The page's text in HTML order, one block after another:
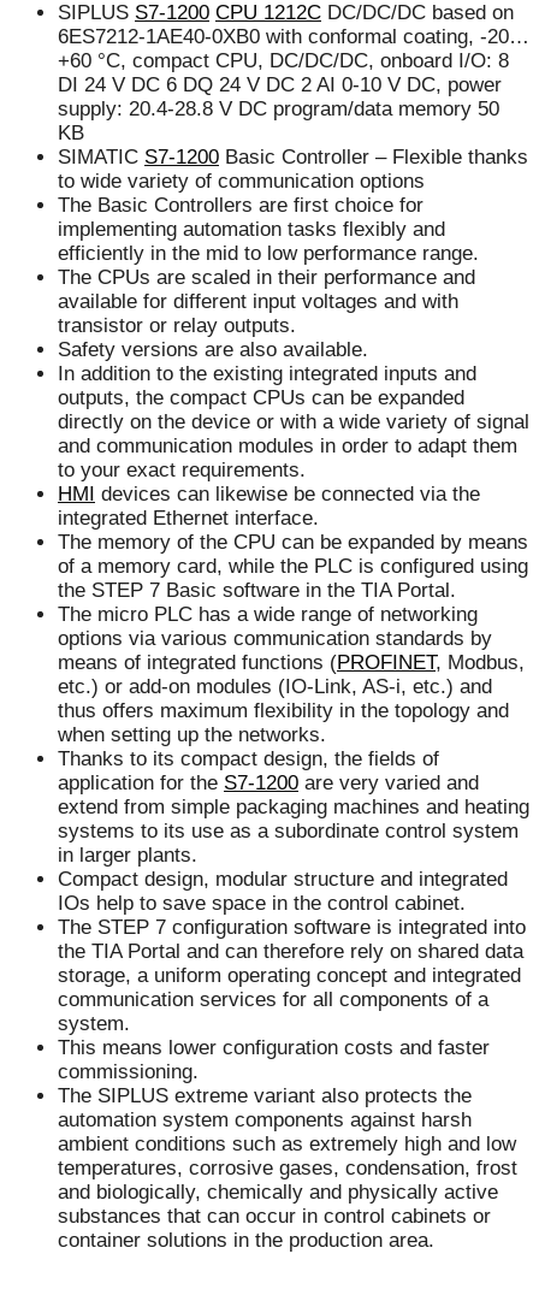
SIPLUS S7-1200 CPU 1212C DC/DC/DC based on
6ES7212-1AE40-0XB0 with conformal coating, -20…
+60 °C, compact CPU, DC/DC/DC, onboard I/O: 8
DI 24 V DC 6 DQ 24 V DC 2 AI 0-10 V DC, power
supply: 20.4-28.8 V DC program/data memory 50
KB
SIMATIC S7-1200 Basic Controller – Flexible thanks
to wide variety of communication options
The Basic Controllers are first choice for
implementing automation tasks flexibly and
efficiently in the mid to low performance range.
The CPUs are scaled in their performance and
available for different input voltages and with
transistor or relay outputs.
Safety versions are also available.
In addition to the existing integrated inputs and
outputs, the compact CPUs can be expanded
directly on the device or with a wide variety of signal
and communication modules in order to adapt them
to your exact requirements.
HMI
devices can likewise be connected via the
integrated Ethernet interface.
The memory of the CPU can be expanded by means
of a memory card, while the PLC is configured using
the STEP 7 Basic software in the TIA Portal.
The micro PLC has a wide range of networking
options via various communication standards by
means of integrated functions (PROFINET, Modbus,
etc.) or add-on modules (IO-Link, AS-i, etc.) and
thus offers maximum flexibility in the topology and
when setting up the networks.
Thanks to its compact design, the fields of
application for the S7-1200 are very varied and
extend from simple packaging machines and heating
systems to its use as a subordinate control system
in larger plants.
Compact design, modular structure and integrated
IOs help to save space in the control cabinet.
The STEP 7 configuration software is integrated into
the TIA Portal and can therefore rely on shared data
storage, a uniform operating concept and integrated
communication services for all components of a
system.
This means lower configuration costs and faster
commissioning.
The SIPLUS extreme variant also protects the
automation system components against harsh
ambient conditions such as extremely high and low
temperatures, corrosive gases, condensation, frost
and biologically, chemically and physically active
substances that can occur in control cabinets or
container solutions in the production area.